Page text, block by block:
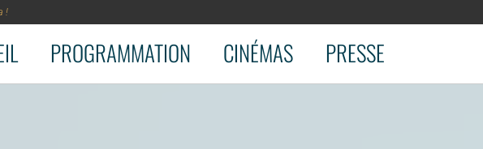
!
PROGRAMMATION CINÉMAS PRESSE